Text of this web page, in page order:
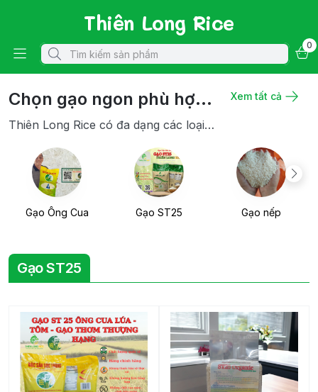
Thiên Long Rice
0
Chọn gạo ngon phù hợp
với nhu cầu của bạn
Thiên Long Rice có đa dạng các loại
gạo loại để bạn chọn
Xem tất cả
Gạo Ông Cua Gạo ST25 Gạo nếp
Gạo ST25